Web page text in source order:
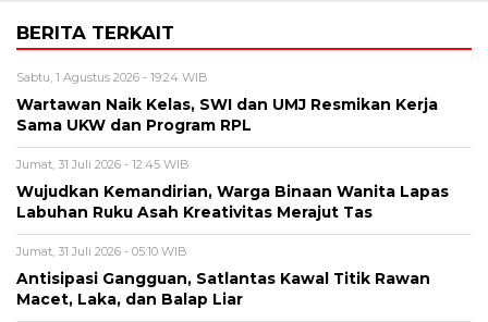
BERITA TERKAIT
Sabtu, 1 Agustus 2026 - 19:24 WIB
Wartawan Naik Kelas, SWI dan UMJ Resmikan Kerja
Sama UKW dan Program RPL
Jumat, 31 Juli 2026 - 12:45 WIB
Wujudkan Kemandirian, Warga Binaan Wanita Lapas
Labuhan Ruku Asah Kreativitas Merajut Tas
Jumat, 31 Juli 2026 - 05:10 WIB
Antisipasi Gangguan, Satlantas Kawal Titik Rawan
Macet, Laka, dan Balap Liar